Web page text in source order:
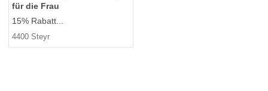
für die Frau
15% Rabatt...
4400 Steyr